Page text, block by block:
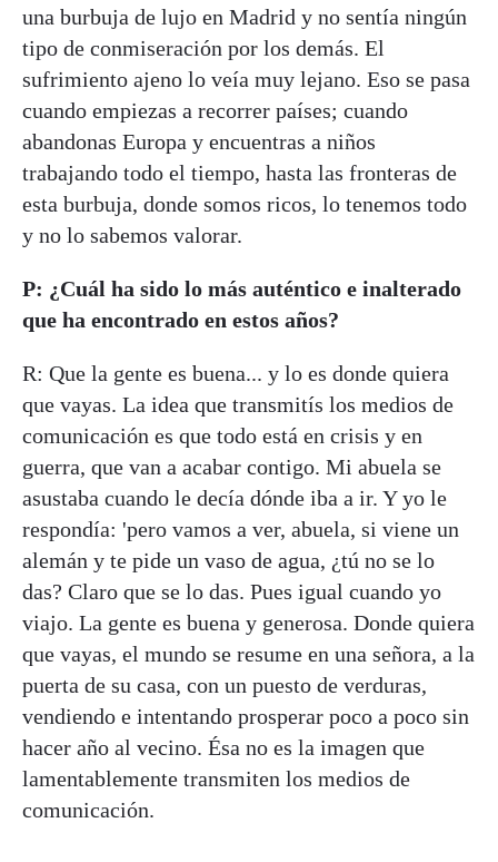
una burbuja de lujo en Madrid y no sentía ningún
tipo de conmiseración por los demás. El
sufrimiento ajeno lo veía muy lejano. Eso se pasa
cuando empiezas a recorrer países; cuando
abandonas Europa y encuentras a niños
trabajando todo el tiempo, hasta las fronteras de
esta burbuja, donde somos ricos, lo tenemos todo
y no lo sabemos valorar.
P: ¿Cuál ha sido lo más auténtico e inalterado
que ha encontrado en estos años?
R: Que la gente es buena... y lo es donde quiera
que vayas. La idea que transmitís los medios de
comunicación es que todo está en crisis y en
guerra, que van a acabar contigo. Mi abuela se
asustaba cuando le decía dónde iba a ir. Y yo le
respondía: 'pero vamos a ver, abuela, si viene un
alemán y te pide un vaso de agua, ¿tú no se lo
das? Claro que se lo das. Pues igual cuando yo
viajo. La gente es buena y generosa. Donde quiera
que vayas, el mundo se resume en una señora, a la
puerta de su casa, con un puesto de verduras,
vendiendo e intentando prosperar poco a poco sin
hacer año al vecino. Ésa no es la imagen que
lamentablemente transmiten los medios de
comunicación.